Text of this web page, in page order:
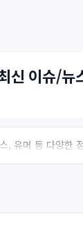
신 이슈/뉴
, 유머 등 다양한